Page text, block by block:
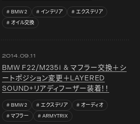
BMW 2 インテリア
エクステリア
オイル交換
2014.09.11
BMW F22/M235i & マフラー交換＋シ
ートポジション変更＋LAYERED
SOUND+リアディフーザー装着！！
BMW 2 エクステリア
オーディオ
マフラー
ARMYTRIX